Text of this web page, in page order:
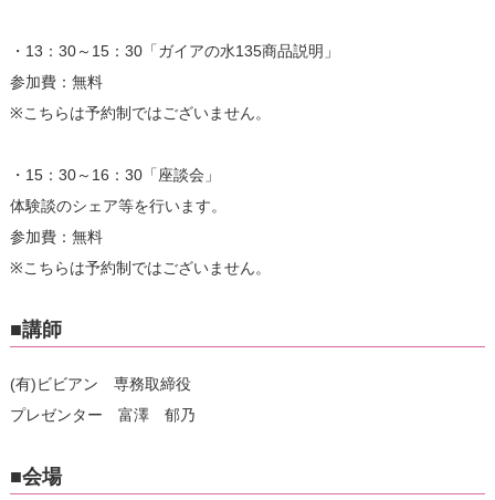
・13：30～15：30「ガイアの水135商品説明」
参加費：無料
※こちらは予約制ではございません。
・15：30～16：30「座談会」
体験談のシェア等を行います。
参加費：無料
※こちらは予約制ではございません。
■講師
(有)ビビアン 専務取締役
プレゼンター 富澤 郁乃
■会場